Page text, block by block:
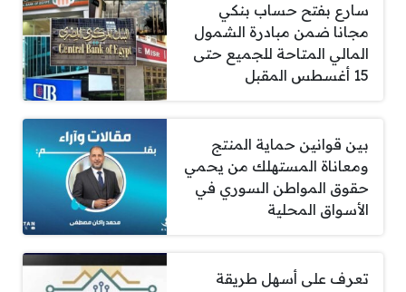
سارع بفتح حساب بنكي
مجانا ضمن مبادرة الشمول
المالي المتاحة للجميع حتى
15 أغسطس المقبل
بين قوانين حماية المنتج
ومعاناة المستهلك من يحمي
حقوق المواطن السوري في
الأسواق المحلية
تعرف على أسهل طريقة